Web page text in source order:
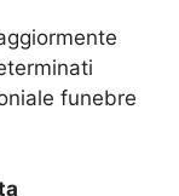
funebre